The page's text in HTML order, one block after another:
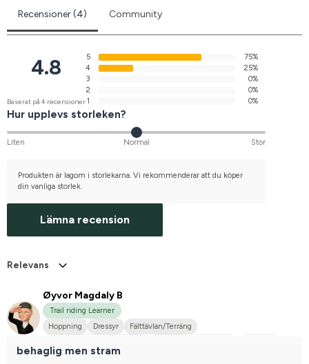
Recensioner (4) Community
4.8
Baserat på 4 recensioner
5
75%
4
25%
3
0%
2
0%
1
0%
Hur upplevs storleken?
Liten Normal Stor
Produkten är lagom i storlekarna. Vi rekommenderar att du köper
din vanliga storlek.
Lämna recension
Relevans
Øyvor Magdaly B
Trail riding Learner
Hoppning
Dressyr
Fälttävlan/Terräng
Shetlandsponny
behaglig men stram